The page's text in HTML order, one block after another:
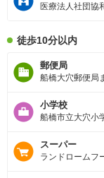
医療法人社団協
徒歩10分以内
郵便局
船橋大穴郵便局
小学校
船橋市立大穴小
スーパー
ランドロームフ